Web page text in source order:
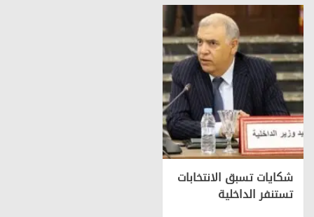
شكايات تسبق الانتخابات
تستنفر الداخلية